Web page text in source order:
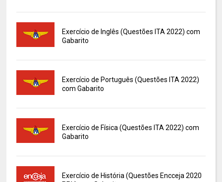
Exercício de Inglês (Questões ITA 2022) com
Gabarito
Exercício de Português (Questões ITA 2022)
com Gabarito
Exercício de Física (Questões ITA 2022) com
Gabarito
Exercício de História (Questões Encceja 2020